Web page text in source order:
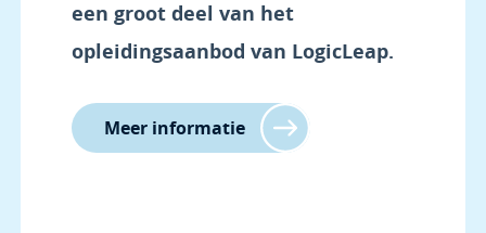
een groot deel van het
opleidingsaanbod van LogicLeap.
Meer informatie